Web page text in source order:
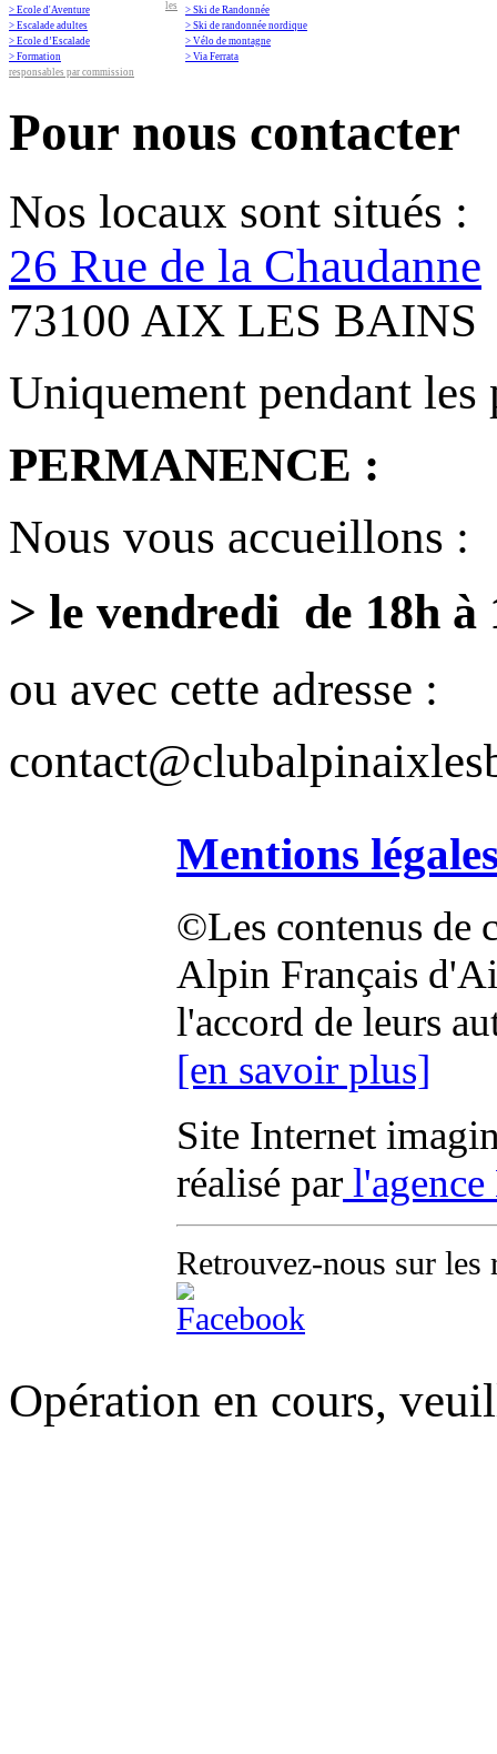
> Ecole d'Aventure
> Escalade adultes
> Ecole d’Escalade
> Formation
> Ski de Randonnée
> Ski de randonnée nordique
> Vélo de montagne
> Via Ferrata
les
responsables par commission
Pour nous contacter
Nos locaux sont situés :
26 Rue de la Chaudanne
73100 AIX LES BAINS
Uniquement pendant les
PERMANENCE :
Nous vous accueillons :
> le vendredi de 18h à
ou avec cette adresse :
Mentions
©Les contenus de
Alpin Français
l'accord de leurs
[en savoir plus]
Site Internet
réalisé par
Retrouvez-nous sur les
Opération en cours,